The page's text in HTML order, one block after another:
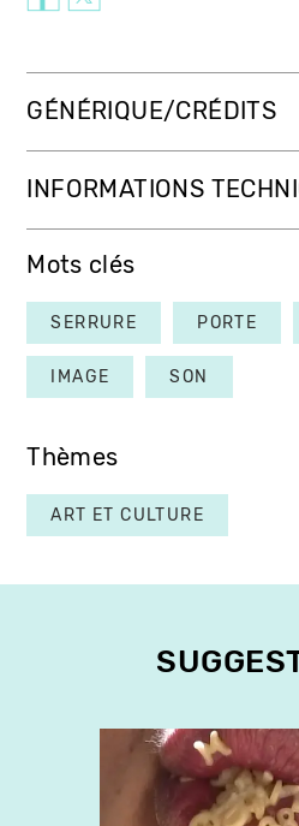
GÉNÉRIQUE/CRÉDITS
INFORMATIONS
Mots clés
SERRURE PORTE
IMAGE SON
Thèmes
ART ET CULTURE